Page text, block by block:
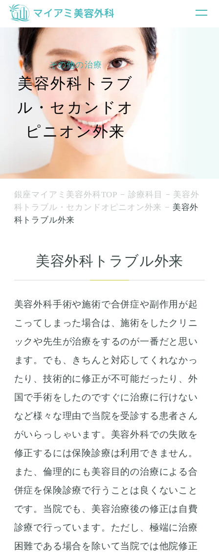
その他の治療
美容外科トラブ
ル・セカンドオ
ピニオン外来
銀座マイアミ美容外科TOP 診療科目
美容外
科トラブル・セカンドオピニオン外来
美容外
科トラブル外来
美容外科トラブル外来
美容外科手術や施術で合併症や副作用が起
こってしまった場合は、施術をしたクリニ
ックや先生が治療をするのが一番だと思い
ます。でも、きちんと対応してくれなかっ
たり、技術的に修正が不可能だったり、外
国で手術をしたのですぐに治療に行けない
など様々な理由で当院を受診する患者さん
がいらっしゃいます。美容外科での失敗を
修正するには保険診療は利用できません。
また、倫理的にも美容目的の治療による合
併症を保険診療で行うことは良くないこと
です。当院でも、美容治療後の修正は自費
診療で行っています。ただし、極端に治療
困難である場合を除いて当院では他院修正